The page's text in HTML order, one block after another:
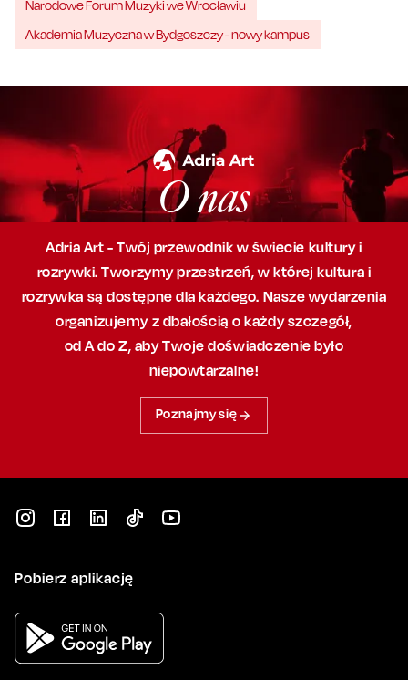
Narodowe Forum Muzyki we Wrocławiu
Akademia Muzyczna w Bydgoszczy - nowy kampus
O nas
Adria Art - Twój przewodnik w świecie kultury i
rozrywki. Tworzymy przestrzeń,w której kultura i
rozrywka są dostępne dla każdego. Nasze wydarzenia
organizujemy z dbałością o każdy szczegół,
od A do Z, abyTwoje doświadczenie było
niepowtarzalne!
Poznajmy się
Pobierz aplikację